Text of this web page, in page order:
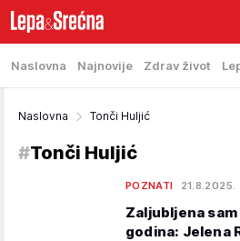
Naslovna Najnovije Zdrav život
Naslovna Tonči Huljić
#Tonči Huljić
POZNATI 21.8.2025.
Zaljubljena
godina: Jelena